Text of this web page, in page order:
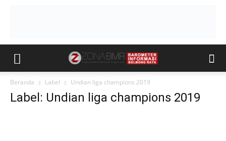
Beranda Label Undian liga champions 2019
Label: Undian liga champions 2019